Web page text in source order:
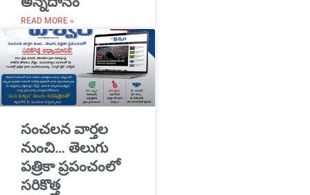
READ MORE »
సంచలన వార్తల
నుంచి… తెలుగు
పత్రికా ప్రపంచంలో
సరికొత్త